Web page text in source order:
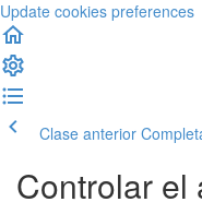
Update cookies preferences
Clase anterior
Controlar el